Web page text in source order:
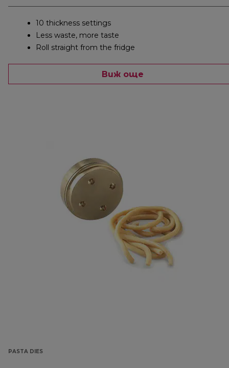
10 thickness settings
Less waste, more taste
Roll straight from the fridge
Виж още
PASTA DIES